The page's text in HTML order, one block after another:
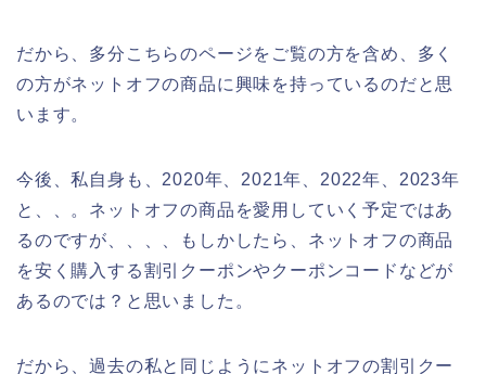
だから、多分こちらのページをご覧の方を含め、多く
の方がネットオフの商品に興味を持っているのだと思
います。
今後、私自身も、2020年、2021年、2022年、2023年
と、、。ネットオフの商品を愛用していく予定ではあ
るのですが、、、、もしかしたら、ネットオフの商品
を安く購入する割引クーポンやクーポンコードなどが
あるのでは？と思いました。
だから、過去の私と同じようにネットオフの割引クー